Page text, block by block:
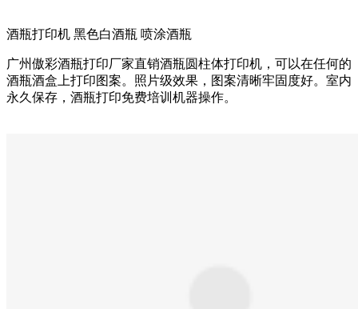
酒瓶打印机 黑色白酒瓶 喷涂酒瓶
广州傲彩酒瓶打印厂家直销酒瓶圆柱体打印机，可以在任何的
酒瓶酒盒上打印图案。照片级效果，图案清晰牢固度好。室内
永久保存，酒瓶打印免费培训机器操作。